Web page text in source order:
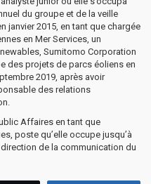
du groupe et de la veille
janvier 2015, en tant que chargée
en Mer Services, un
Sumitomo Corporation
des projets de parcs éoliens en
2019, après avoir
des relations
Affaires en tant que
poste qu’elle occupe jusqu’à
de la communication du